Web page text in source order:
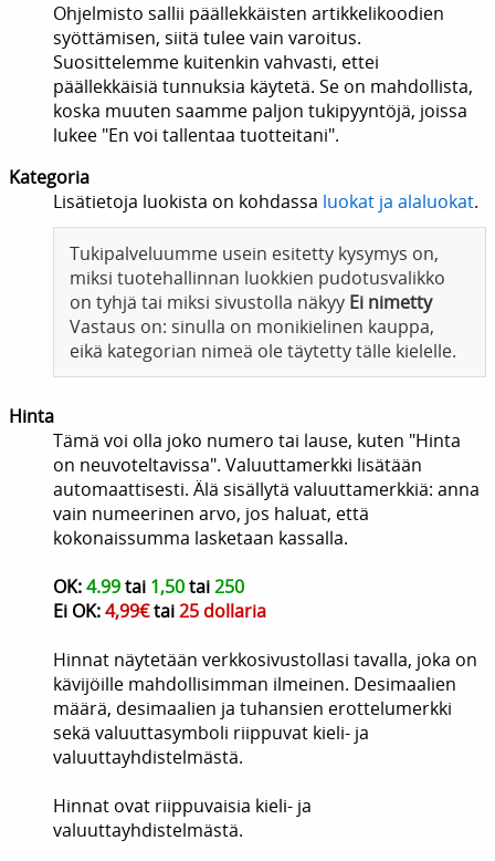
Ohjelmisto sallii päällekkäisten artikkelikoodien
syöttämisen, siitä tulee vain varoitus.
Suosittelemme kuitenkin vahvasti, ettei
päällekkäisiä tunnuksia käytetä. Se on mahdollista,
koska muuten saamme paljon tukipyyntöjä, joissa
lukee "En voi tallentaa tuotteitani".
Kategoria
Lisätietoja luokista on kohdassa luokat ja alaluokat.
Tukipalveluumme usein esitetty kysymys on,
miksi tuotehallinnan luokkien pudotusvalikko
on tyhjä tai miksi sivustolla näkyy Ei nimetty
Vastaus on: sinulla on monikielinen kauppa,
eikä kategorian nimeä ole täytetty tälle kielelle.
Hinta
Tämä voi olla joko numero tai lause, kuten "Hinta
on neuvoteltavissa". Valuuttamerkki lisätään
automaattisesti. Älä sisällytä valuuttamerkkiä: anna
vain numeerinen arvo, jos haluat, että
kokonaissumma lasketaan kassalla.
OK:4.99tai 1,50tai250
Ei OK:4,99€tai25 dollaria
Hinnat näytetään verkkosivustollasi tavalla, joka on
kävijöille mahdollisimman ilmeinen. Desimaalien
määrä, desimaalien ja tuhansien erottelumerkki
sekä valuuttasymboli riippuvat kieli- ja
valuuttayhdistelmästä.
Hinnat ovat riippuvaisia kieli- ja
valuuttayhdistelmästä.